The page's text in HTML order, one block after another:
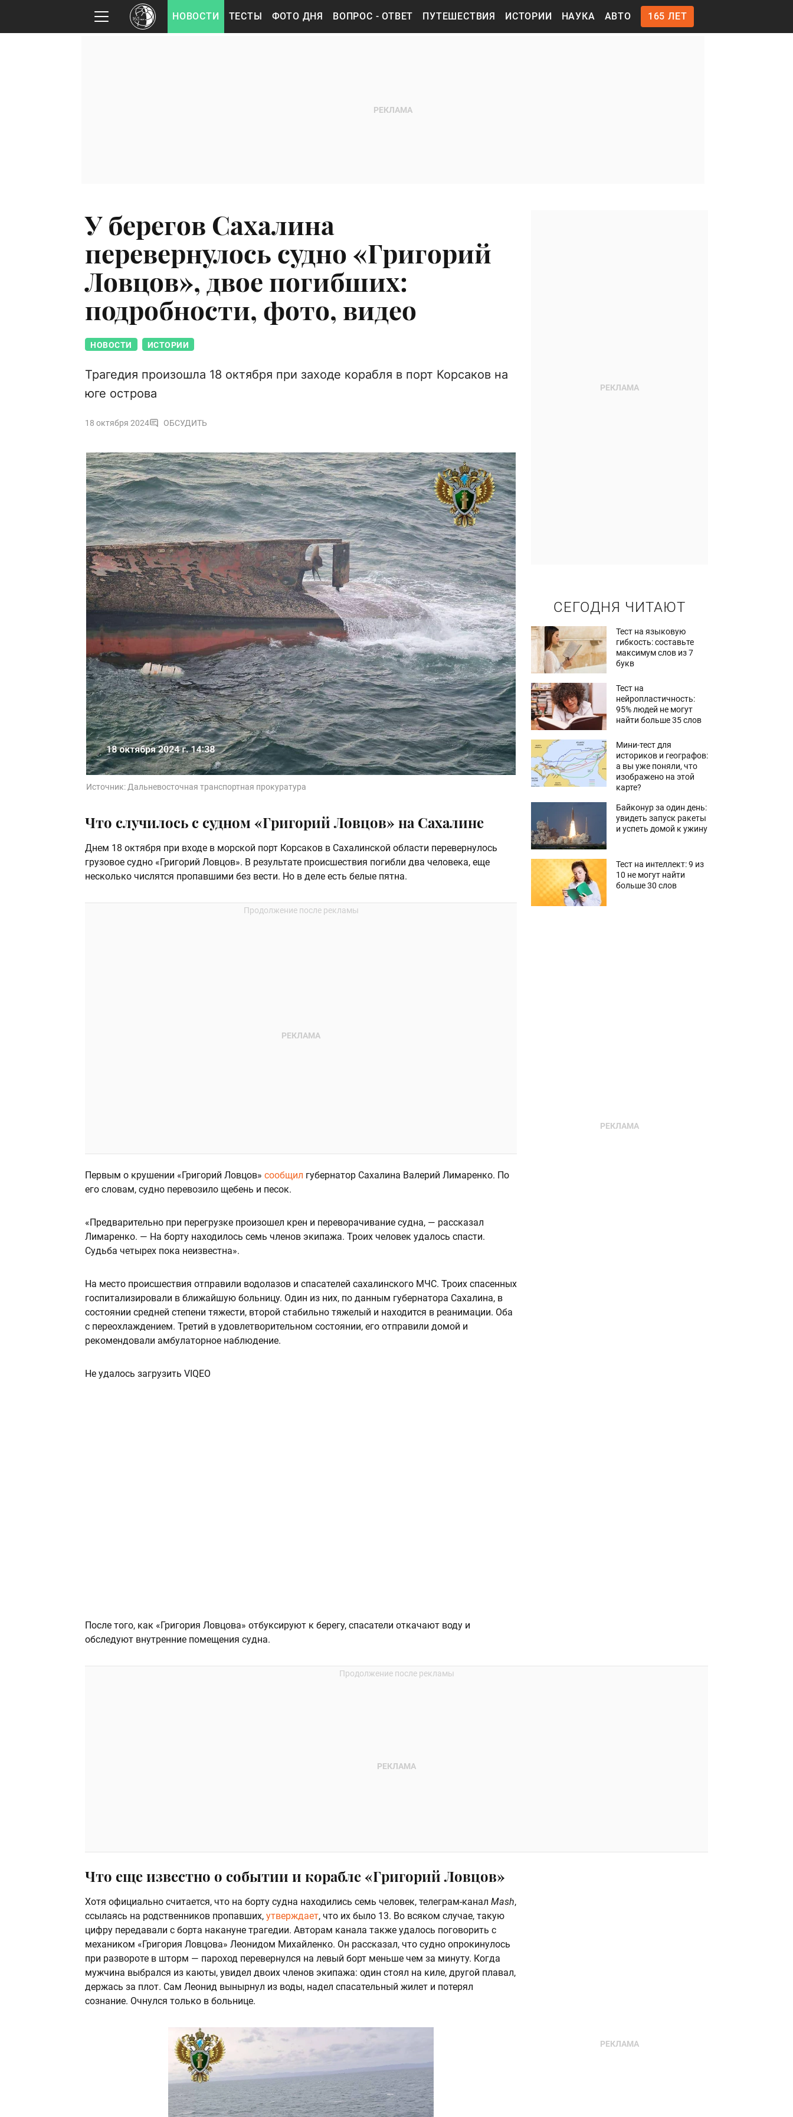
НОВОСТИ ТЕСТЫ ФОТО ДНЯ ВОПРОС - ОТВЕТ ПУТЕШЕСТВИЯ ИСТОРИИ НАУКА АВТО 165 ЛЕТ
У берегов Сахалина
перевернулось судно «Григорий
Ловцов», двое погибших:
подробности, фото, видео
НОВОСТИ ИСТОРИИ
Трагедия произошла 18 октября при заходе корабля в порт Корсаков на
юге острова
18 октября 2024 ОБСУДИТЬ
Источник: Дальневосточная транспортная прокуратура
Что случилось с судном «Григорий Ловцов» на Сахалине
Днем 18 октября при входе в морской порт Корсаков в Сахалинской области перевернулось
грузовое судно «Григорий Ловцов». В результате происшествия погибли два человека, еще
несколько числятся пропавшими без вести. Но в деле есть белые пятна.
Первым о крушении «Григорий Ловцов» сообщил губернатор Сахалина Валерий Лимаренко. По
его словам, судно перевозило щебень и песок.
«Предварительно при перегрузке произошел крен и переворачивание судна, — рассказал
Лимаренко. — На борту находилось семь членов экипажа. Троих человек удалось спасти.
Судьба четырех пока неизвестна».
На место происшествия отправили водолазов и спасателей сахалинского МЧС. Троих спасенных
госпитализировали в ближайшую больницу. Один из них, по данным губернатора Сахалина, в
состоянии средней степени тяжести, второй стабильно тяжелый и находится в реанимации. Оба
с переохлаждением. Третий в удовлетворительном состоянии, его отправили домой и
рекомендовали амбулаторное наблюдение.
Не удалось загрузить VIQEO
После того, как «Григория Ловцова» отбуксируют к берегу, спасатели откачают воду и
обследуют внутренние помещения судна.
Что еще известно о событии и корабле «Григорий Ловцов»
Хотя официально считается, что на борту судна находились семь человек, телеграм-канал Mash,
ссылаясь на родственников пропавших, утверждает, что их было 13. Во всяком случае, такую
цифру передавали с борта накануне трагедии. Авторам канала также удалось поговорить с
механиком «Григория Ловцова» Леонидом Михайленко. Он рассказал, что судно опрокинулось
при развороте в шторм — пароход перевернулся на левый борт меньше чем за минуту. Когда
мужчина выбрался из каюты, увидел двоих членов экипажа: один стоял на киле, другой плавал,
держась за плот. Сам Леонид вынырнул из воды, надел спасательный жилет и потерял
сознание. Очнулся только в больнице.
СЕГОДНЯ ЧИТАЮТ
Тест на языковую
гибкость: составьте
максимум слов из 7
букв
Тест на
нейропластичность:
95% людей не могут
найти больше 35 слов
Мини-тест для
историков и географов:
а вы уже поняли, что
изображено на этой
карте?
Байконур за один день:
увидеть запуск ракеты
и успеть домой к ужину
Тест на интеллект: 9 из
10 не могут найти
больше 30 слов